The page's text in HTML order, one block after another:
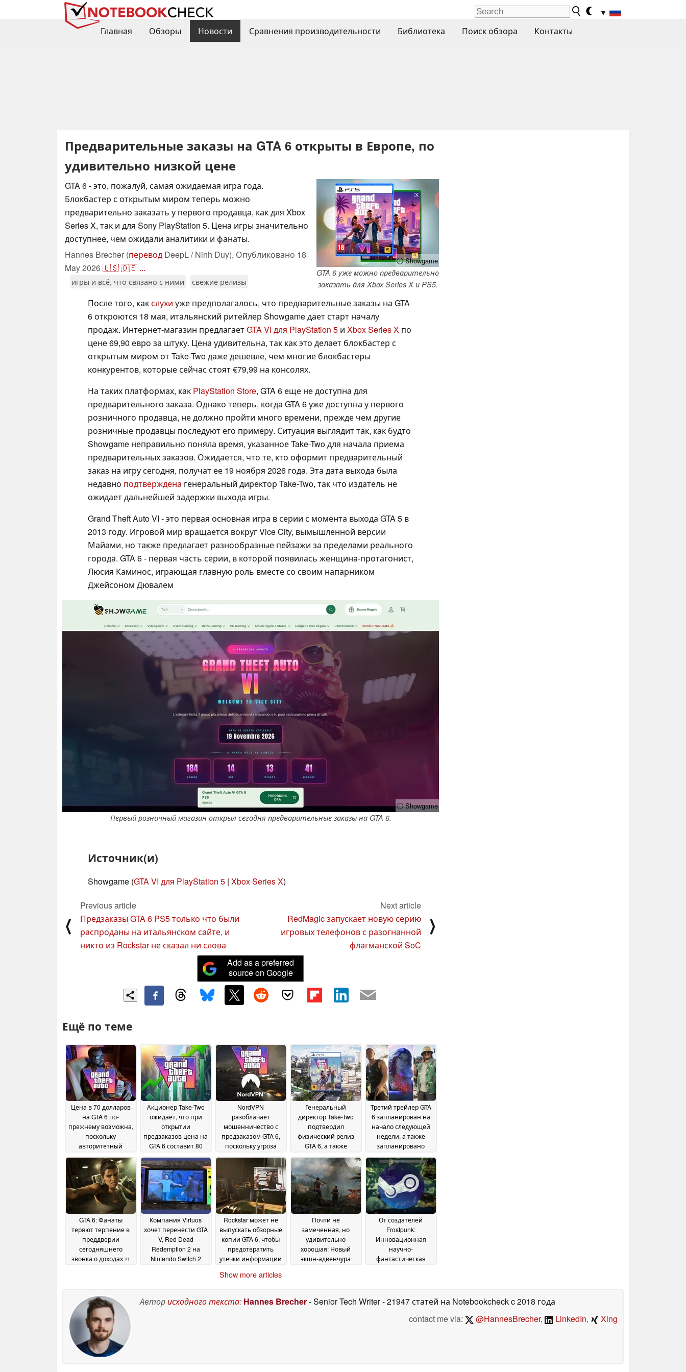
▼
Главная
Обзоры Новости Сравнения производительности Библиотека Поиск обзора Контакты
Предварительные заказы на GTA 6 открыты в Европе, по
удивительно низкой цене
ⓘ Showgame
GTA 6 уже можно предварительно
заказать для Xbox Series X и PS5.
GTA 6 - это, пожалуй, самая ожидаемая игра года.
Блокбастер с открытым миром теперь можно
предварительно заказать у первого продавца, как для Xbox
Series X, так и для Sony PlayStation 5. Цена игры значительно
доступнее, чем ожидали аналитики и фанаты.
Hannes Brecher (перевод DeepL / Ninh Duy), Опубликовано 18
May 2026🇺🇸🇩🇪 ...
игры и всё, что связано с ними свежие релизы
После того, какслухи уже предполагалось, что предварительные заказы на GTA
6 откроются 18 мая, итальянский ритейлер Showgame дает старт началу
продаж. Интернет-магазин предлагаетGTA VI для PlayStation 5 и Xbox Series X по
цене 69,90 евро за штуку. Цена удивительна, так как это делает блокбастер с
открытым миром от Take-Two даже дешевле, чем многие блокбастеры
конкурентов, которые сейчас стоят €79,99 на консолях.
На таких платформах, как PlayStation Store, GTA 6 еще не доступна для
предварительного заказа. Однако теперь, когда GTA 6 уже доступна у первого
розничного продавца, не должно пройти много времени, прежде чем другие
розничные продавцы последуют его примеру. Ситуация выглядит так, как будто
Showgame неправильно поняла время, указанное Take-Two для начала приема
предварительных заказов. Ожидается, что те, кто оформит предварительный
заказ на игру сегодня, получат ее 19 ноября 2026 года. Эта дата выхода была
недавно подтверждена генеральный директор Take-Two, так что издатель не
ожидает дальнейшей задержки выхода игры.
Grand Theft Auto VI - это первая основная игра в серии с момента выхода GTA 5 в
2013 году. Игровой мир вращается вокруг Vice City, вымышленной версии
Майами, но также предлагает разнообразные пейзажи за пределами реального
города. GTA 6 - первая часть серии, в которой появилась женщина-протагонист,
Люсия Каминос, играющая главную роль вместе со своим напарником
Джейсоном Дювалем
ⓘ Showgame
Первый розничный магазин открыл сегодня предварительные заказы на GTA 6.
Источник(и)
Showgame (GTA VI для PlayStation 5 | Xbox Series X)
⟨
Previous article
Предзаказы GTA 6 PS5 только что были
распроданы на итальянском сайте, и
никто из Rockstar не сказал ни слова
Next article
RedMagic запускает новую серию
игровых телефонов с разогнанной
флагманской SoC
⟩
Add as a preferred
source on Google
Ещё по теме
Цена в 70 долларов
на GTA 6 по-
прежнему возможна,
поскольку
авторитетный
информацию о
предзаказе за 80
долларов22 June 2026
Акционер Take-Two
ожидает, что при
открытии
предзаказов цена на
GTA 6 составит 80
будет представлен
трейлер № 320 June
2026
NordVPN
разоблачает
мошенничество с
предзаказом GTA 6,
поскольку угроза
возрастает перед
датой релиза27 May
2026
Генеральный
директор Take-Two
подтвердил
физический релиз
GTA 6, а также
издание, по слухам
23 May 2026
Третий трейлер GTA
6 запланирован на
начало следующей
недели, а также
запланировано
Play, судя по новой
утечке
22 May 2026
GTA 6: Фанаты
теряют терпение в
преддверии
сегодняшнего
звонка о доходах 21
Компания Virtuos
хочет перенести GTA
V, Red Dead
Redemption 2 на
Nintendo Switch 2
Rockstar может не
выпускать обзорные
копии GTA 6, чтобы
предотвратить
утечки информации
May 2026
Почти не
замеченная, но
удивительно
хорошая: Новый
экшн-адвенчура
От создателей
Frostpunk:
Инновационная
научно-
фантастическая
Show more articles
Авторисходного текста: Hannes Brecher- Senior Tech Writer- 21947 статей на Notebookcheckc 2018 года
contact me via:
@HannesBrecher, LinkedIn, Xing